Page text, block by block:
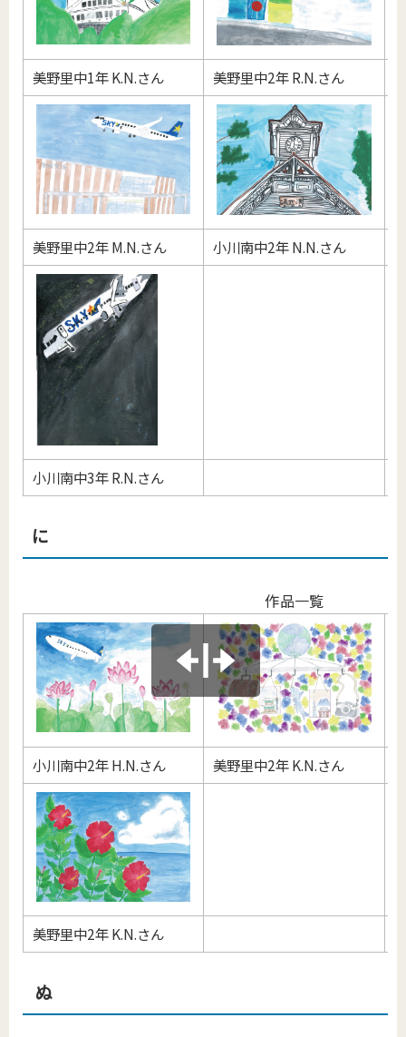
美野里中1年 K.N.さん 美野里中2年 R.N.さん
美野里中2年 M.N.さん 小川南中2年 N.N.さん
小川南中3年 R.N.さん
に
作品一覧
小川南中2年 H.N.さん 美野里中2年 K.N.さん
美野里中2年 K.N.さん
ぬ